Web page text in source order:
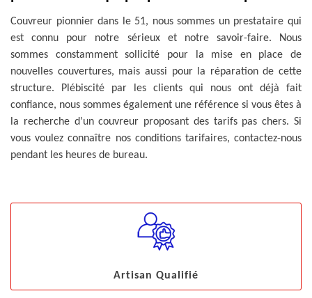
Couvreur pionnier dans le 51, nous sommes un prestataire qui
est connu pour notre sérieux et notre savoir-faire. Nous
sommes constamment sollicité pour la mise en place de
nouvelles couvertures, mais aussi pour la réparation de cette
structure. Plébiscité par les clients qui nous ont déjà fait
confiance, nous sommes également une référence si vous êtes à
la recherche d’un couvreur proposant des tarifs pas chers. Si
vous voulez connaître nos conditions tarifaires, contactez-nous
pendant les heures de bureau.
Artisan Qualifié